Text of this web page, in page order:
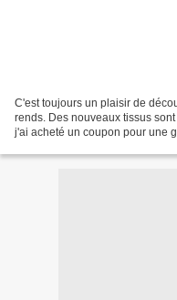
C'est toujours un plaisir de
rends. Des nouveaux tissus
j'ai acheté un coupon pour une